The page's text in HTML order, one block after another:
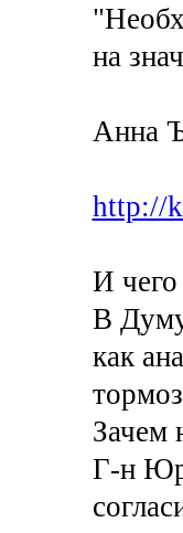
на
Анна
http://
И чего
В Думу
как
Зачем
Г-н